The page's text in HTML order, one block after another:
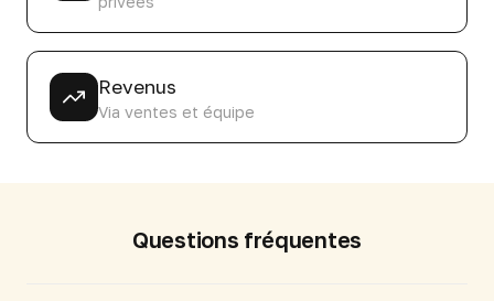
Revenus
Via ventes et équipe
Questions fréquentes